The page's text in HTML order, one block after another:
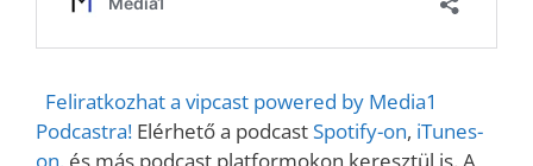
Feliratkozhat a vipcast powered by Media1
Podcastra! Elérhető a podcastSpotify-on, iTunes-
on, és más podcast platformokon keresztül is. A